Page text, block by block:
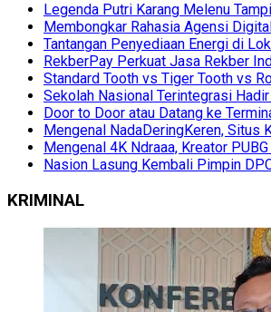
Legenda Putri Karang Melenu
Membongkar Rahasia Agensi
Tantangan Penyediaan Energi di
RekberPay Perkuat Jasa Rekber
Standard Tooth vs Tiger Tooth vs
Sekolah Nasional Terintegrasi
Door to Door atau Datang ke
Mengenal NadaDeringKeren, Situs
Mengenal 4K Ndraaa, Kreator
Nasion Lasung Kembali Pimpin
KRIMINAL